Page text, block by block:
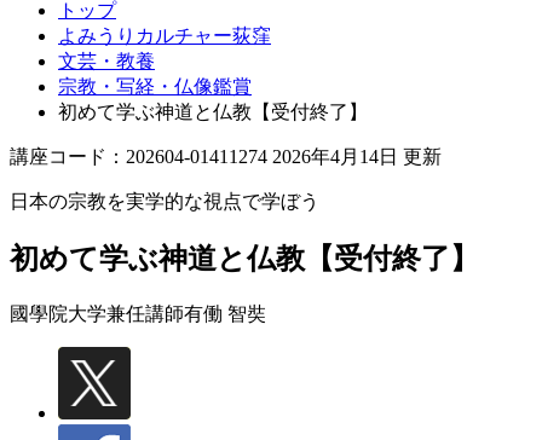
トップ
よみうりカルチャー荻窪
文芸・教養
宗教・写経・仏像鑑賞
初めて学ぶ神道と仏教【受付終了】
講座コード：202604-01411274 2026年4月14日 更新
日本の宗教を実学的な視点で学ぼう
初めて学ぶ神道と仏教【受付終了】
國學院大学兼任講師有働 智奘